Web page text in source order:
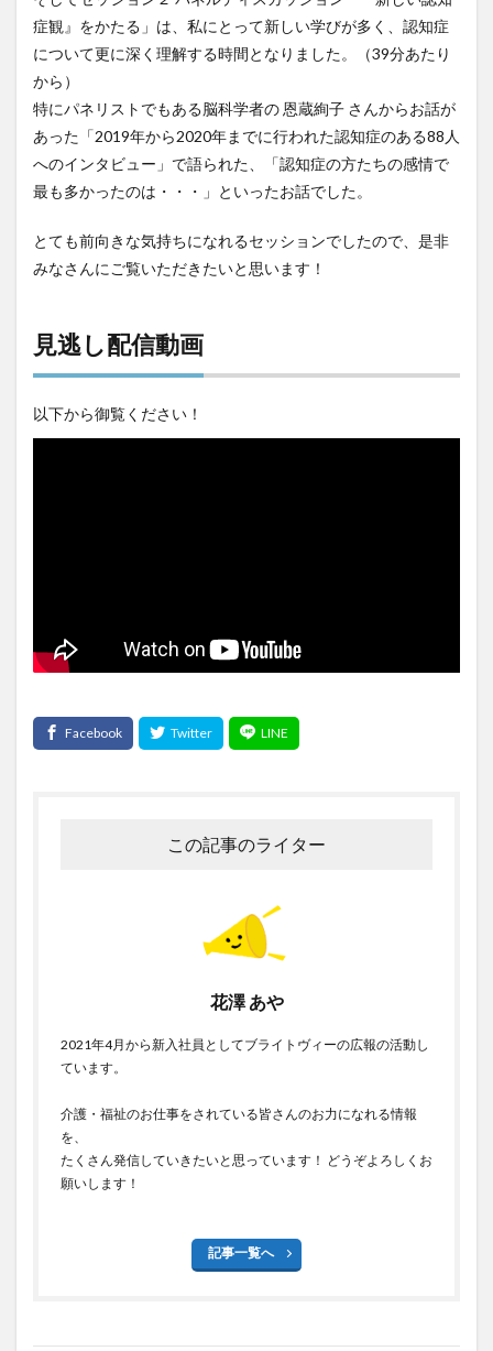
症観』をかたる」は、私にとって新しい学びが多く、認知症
について更に深く理解する時間となりました。（39分あたり
から）
特にパネリストでもある脳科学者の 恩蔵絢子 さんからお話が
あった「2019年から2020年までに行われた認知症のある88人
へのインタビュー」で語られた、「認知症の方たちの感情で
最も多かったのは・・・」といったお話でした。
とても前向きな気持ちになれるセッションでしたので、是非
みなさんにご覧いただきたいと思います！
見逃し配信動画
以下から御覧ください！
この記事のライター
花澤 あや
2021年4月から新入社員としてブライトヴィーの広報の活動し
ています。
介護・福祉のお仕事をされている皆さんのお力になれる情報
を、
たくさん発信していきたいと思っています！ どうぞよろしくお
願いします！
記事一覧へ
検索